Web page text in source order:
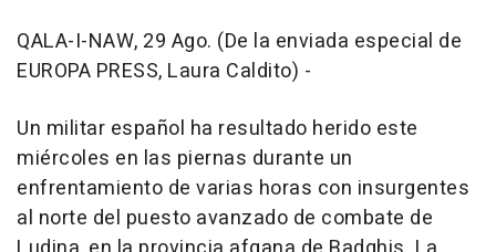
QALA-I-NAW, 29 Ago. (De la enviada especial de
EUROPA PRESS, Laura Caldito) -
Un militar español ha resultado herido este
miércoles en las piernas durante un
enfrentamiento de varias horas con insurgentes
al norte del puesto avanzado de combate de